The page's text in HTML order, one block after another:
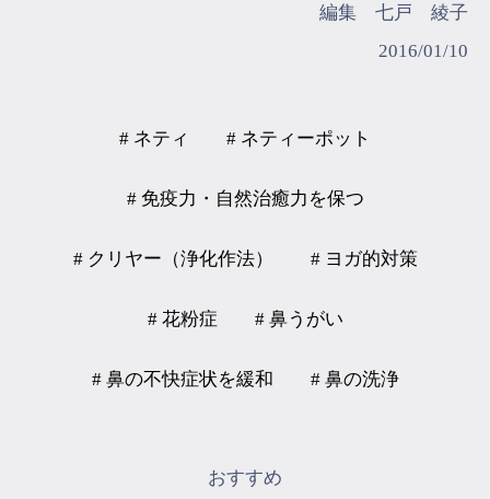
編集 七戸 綾子
2016/01/10
# ネティ # ネティーポット
# 免疫力・自然治癒力を保つ
# クリヤー（浄化作法） # ヨガ的対策
# 花粉症 # 鼻うがい
# 鼻の不快症状を緩和 # 鼻の洗浄
おすすめ